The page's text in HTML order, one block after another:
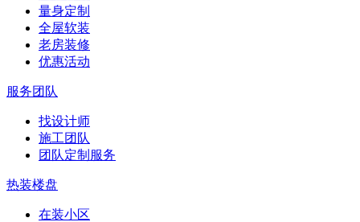
量身定制
全屋软装
老房装修
优惠活动
服务团队
找设计师
施工团队
团队定制服务
热装楼盘
在装小区